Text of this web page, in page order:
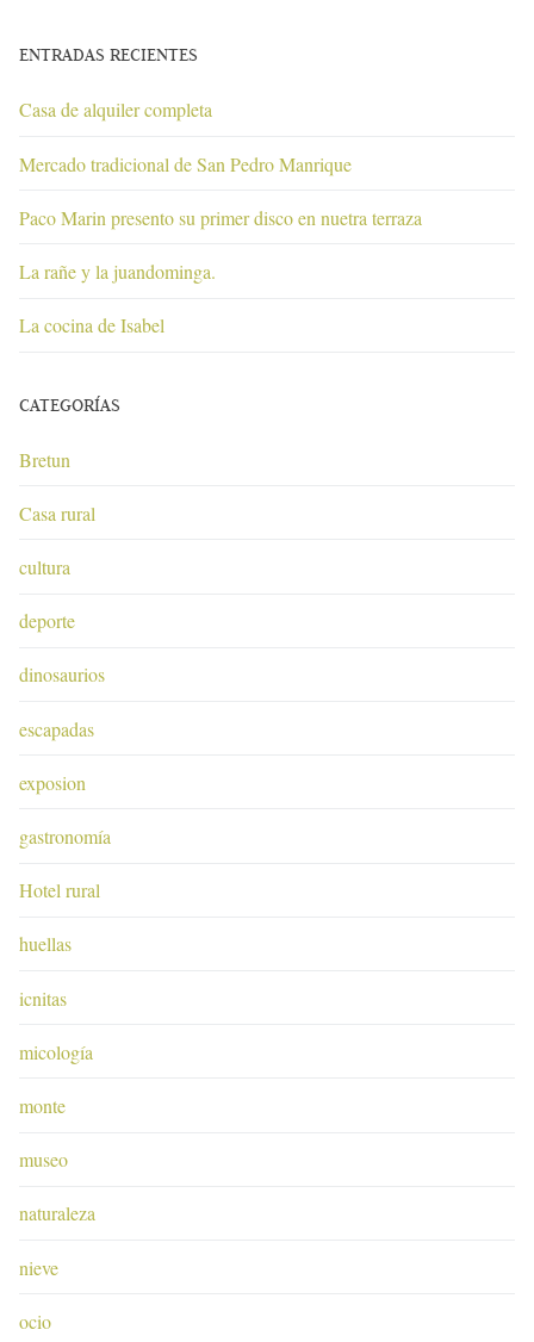
ENTRADAS RECIENTES
Casa de alquiler completa
Mercado tradicional de San Pedro Manrique
Paco Marin presento su primer disco en nuetra terraza
La rañe y la juandominga.
La cocina de Isabel
CATEGORÍAS
Bretun
Casa rural
cultura
deporte
dinosaurios
escapadas
exposion
gastronomía
Hotel rural
huellas
icnitas
micología
monte
museo
naturaleza
nieve
ocio